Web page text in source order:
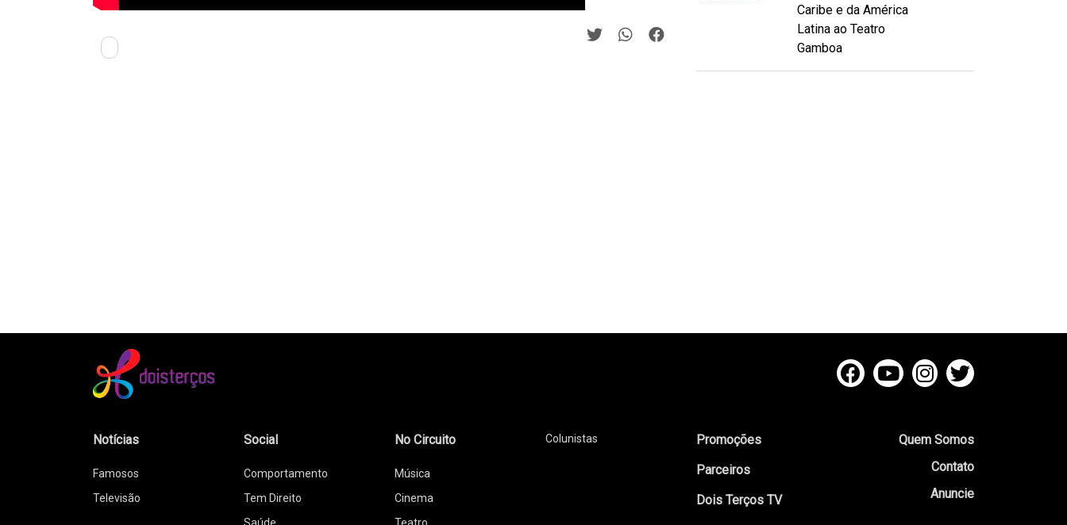
Caribe e da América
Latina ao Teatro
Gamboa
Notícias
Famosos
Televisão
Social
Comportamento
Tem Direito
Saúde
No Circuito
Música
Cinema
Teatro
Colunistas
Promoções
Parceiros
Dois Terços TV
Quem Somos
Contato
Anuncie